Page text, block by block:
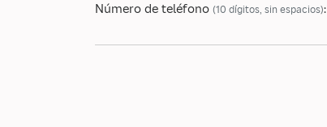
Número de teléfono (10 dígitos, sin espacios):